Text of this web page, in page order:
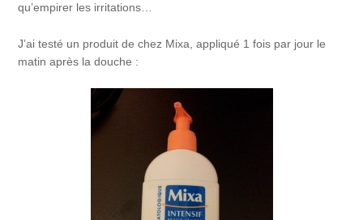
qu’empirer les irritations…
J’ai testé un produit de chez Mixa, appliqué 1 fois par jour le
matin après la douche :